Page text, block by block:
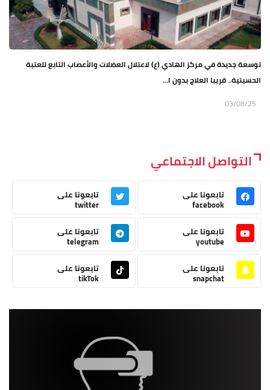
توسعة جديدة في مركز الهادي (ع) لاعتلال العضلات والأعصاب التابع للعتبة
الحسينية.. قريبا العلاج بدون ا...
03/08/25
التواصل الاجتماعي
تابعونا على
facebook
تابعونا على
twitter
تابعونا على
youtube
تابعونا على
telegram
تابعونا على
snapchat
تابعونا على
tikTok